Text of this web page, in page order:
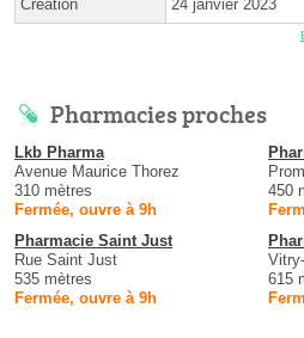
Création 24 janvier 2023
Pharmacies proches
Lkb Pharma
Avenue Maurice Thorez
310 mètres
Fermée, ouvre à 9h
450
Pharmacie Saint Just
Rue Saint Just
535 mètres
Fermée, ouvre à 9h
615